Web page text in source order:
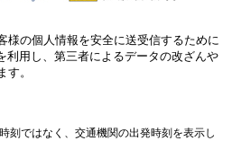
様の個人情報を安全に送受信するために
利用し、第三者によるデータの改ざんや
す。
刻ではなく、交通機関の出発時刻を表示し